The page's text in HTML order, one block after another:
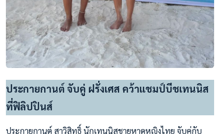
ประกายกานต์ จับคู่ ฝรั่งเศส คว้าแชมป์บีชเทนนิส
ที่ฟิลิปปินส์
ประกายกานต์ สาวิสิทธิ์ นักเทนนิสชายหาดหญิงไทย จับคู่กับ